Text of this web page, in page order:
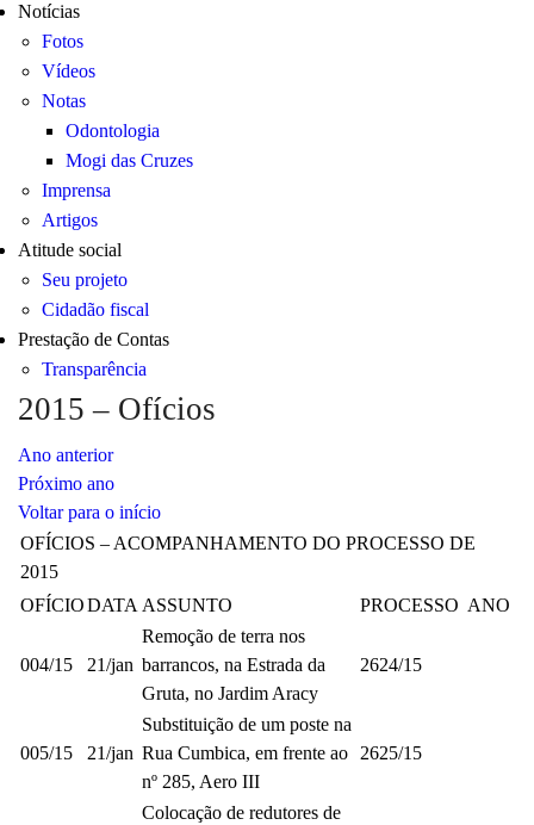
Notícias
Fotos
Vídeos
Notas
Odontologia
Mogi das Cruzes
Imprensa
Artigos
Atitude social
Seu projeto
Cidadão fiscal
Prestação de Contas
Transparência
2015 – Ofícios
Ano anterior
Próximo ano
Voltar para o início
OFÍCIOS – ACOMPANHAMENTO DO PROCESSO DE
2015
OFÍCIODATA ASSUNTO PROCESSO ANO
004/15 21/jan
Remoção de terra nos
barrancos, na Estrada da
Gruta, no Jardim Aracy
2624/15
005/15 21/jan
Substituição de um poste na
Rua Cumbica, em frente ao
nº 285, Aero III
2625/15
Colocação de redutores de